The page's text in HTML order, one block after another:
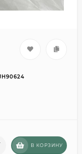
В КОРЗИНУ